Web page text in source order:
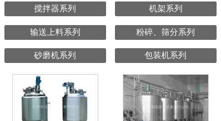
搅拌器系列 机架系列
输送上料系列 粉碎、筛分系列
砂磨机系列 包装机系列